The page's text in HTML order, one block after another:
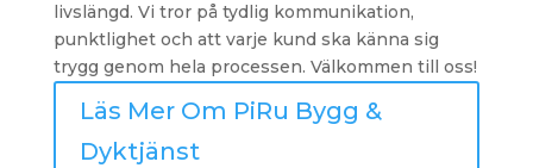
livslängd. Vi tror på tydlig kommunikation,
punktlighet och att varje kund ska känna sig
trygg genom hela processen. Välkommen till oss!
Läs Mer Om PiRu Bygg &
Dyktjänst